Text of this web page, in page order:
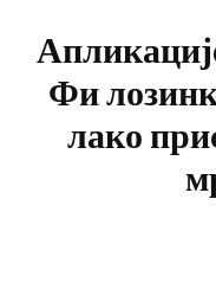
Фи
лако